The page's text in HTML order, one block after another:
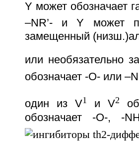
Y может обозначает
–NR’- и Y может
замещенный
или необязательно
обозначает -О- или
один из V1 и V2
обозначает -О-, -